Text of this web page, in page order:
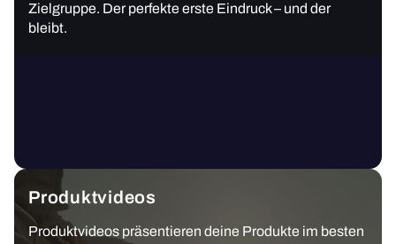
Zielgruppe. Der perfekte erste Eindruck – und der
bleibt.
Produktvideos
Produktvideos präsentieren deine Produkte im besten